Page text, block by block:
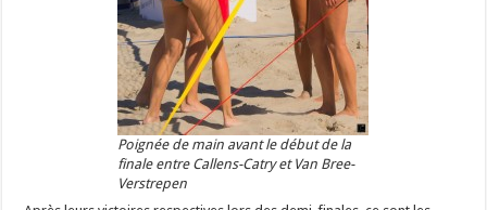
Poignée de main avant le début de la
finale entre Callens-Catry et Van Bree-
Verstrepen